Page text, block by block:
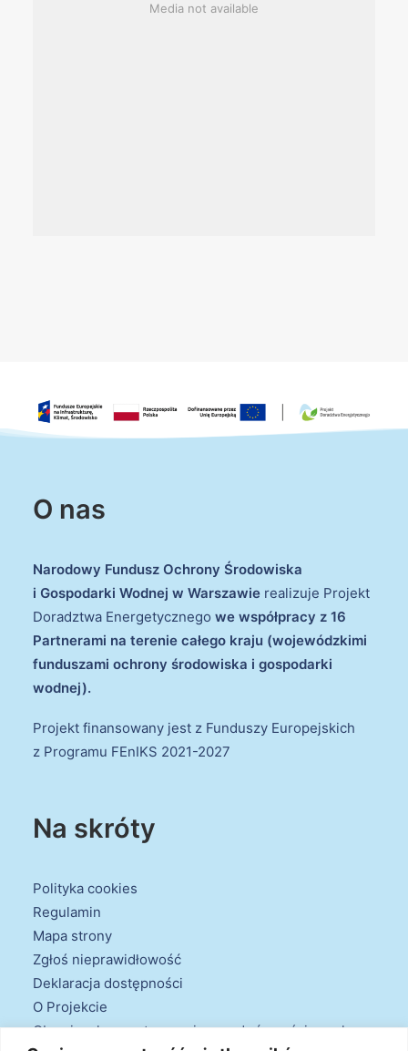
Media not available
O nas
Narodowy Fundusz Ochrony Środowiska
i Gospodarki Wodnej w Warszawie realizuje Projekt
Doradztwa Energetycznego we współpracy z 16
Partnerami na terenie całego kraju (wojewódzkimi
funduszami ochrony środowiska i gospodarki
wodnej).
Projekt finansowany jest z Funduszy Europejskich
z Programu FEnIKS 2021-2027
Na skróty
Polityka cookies
Regulamin
Mapa strony
Zgłoś nieprawidłowość
Deklaracja dostępności
O Projekcie
Obowiązek przestrzegania zasad równościowych